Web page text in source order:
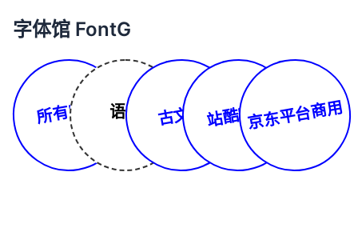
字体馆 FontG
所有字体 语言 古文体站酷字库京东平台商用